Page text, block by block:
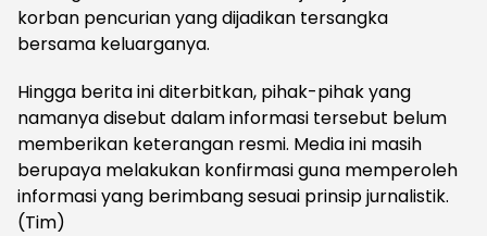
korban pencurian yang dijadikan tersangka
bersama keluarganya.
Hingga berita ini diterbitkan, pihak-pihak yang
namanya disebut dalam informasi tersebut belum
memberikan keterangan resmi. Media ini masih
berupaya melakukan konfirmasi guna memperoleh
informasi yang berimbang sesuai prinsip jurnalistik.
(Tim)